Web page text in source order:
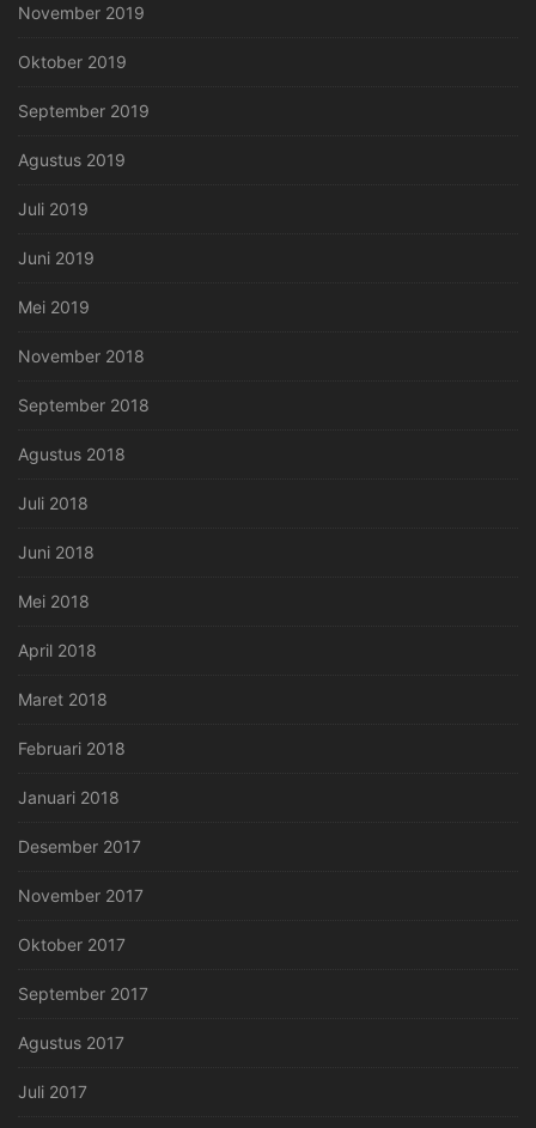
November 2019
Oktober 2019
September 2019
Agustus 2019
Juli 2019
Juni 2019
Mei 2019
November 2018
September 2018
Agustus 2018
Juli 2018
Juni 2018
Mei 2018
April 2018
Maret 2018
Februari 2018
Januari 2018
Desember 2017
November 2017
Oktober 2017
September 2017
Agustus 2017
Juli 2017